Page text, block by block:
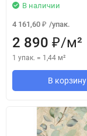
В наличии
4 161,60 ₽ /упак.
2 890 ₽/м²
1 упак. = 1,44 м²
В корзину